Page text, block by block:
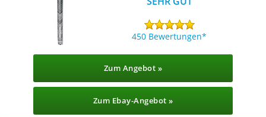
450 Bewertungen
Zum Angebot »
Zum Ebay-Angebot »